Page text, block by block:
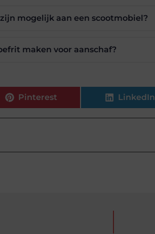
mogelijk aan een scootmobiel?
maken voor aanschaf?
Pinterest LinkedIn